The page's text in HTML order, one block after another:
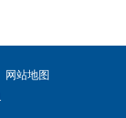
网站地图